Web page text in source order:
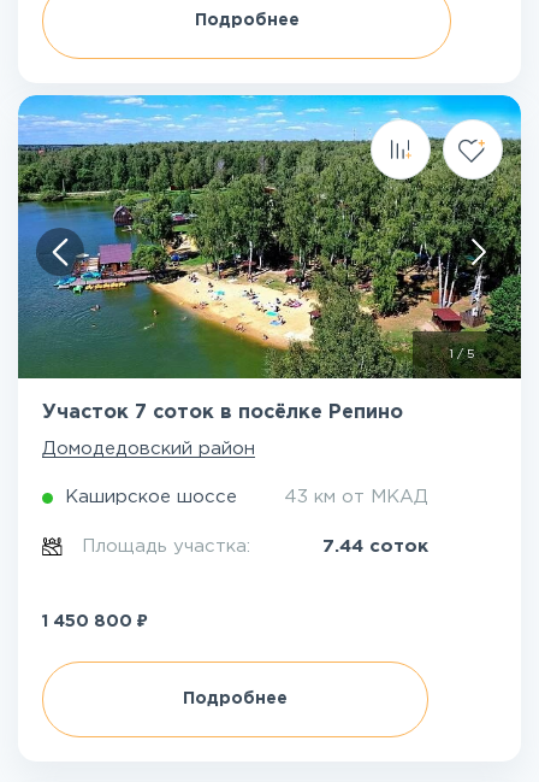
Подробнее
1 /5
Участок 7 соток в посёлке Репино
Домодедовский район
Каширское шоссе 43 км от МКАД
Площадь участка: 7.44 соток
1 450 800 ₽
Подробнее